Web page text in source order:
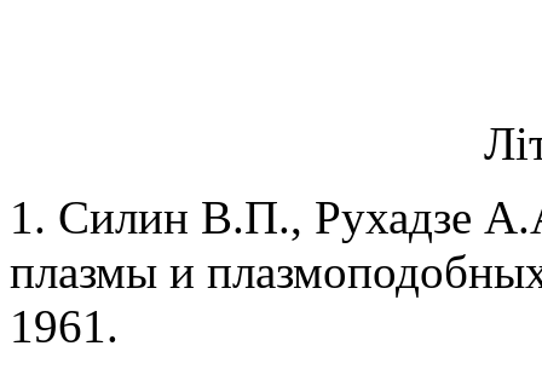
1. Силин В.П., Рухадзе
плазмы и
1961.